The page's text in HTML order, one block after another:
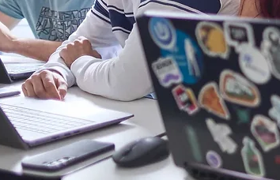
Školní rok 2025/2026 je za
námi 🎒